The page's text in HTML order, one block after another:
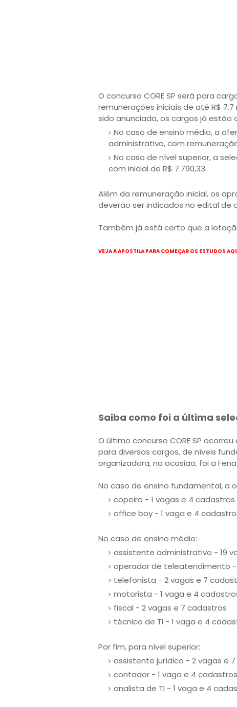
O concurso CORE SP será para
remunerações iniciais de até R$
sido anunciada, os cargos já estão
No caso de ensino médio, a
administrativo, com
No caso de nível superior, a
com inicial de R$ 7.790,33.
Além da remuneração inicial, os
deverão ser indicados no edital de
Também já está certo que a
VEJA A APOSTILA PARA COMEÇAR OS ESTUDOS
Saiba como foi a última
O último concurso CORE SP
para diversos cargos, de níveis
organizadora, na ocasião, foi a
No caso de ensino fundamental, a
copeiro - 1 vagas e 4 cadastros
office boy - 1 vaga e 4
No caso de ensino médio:
assistente administrativo - 19
operador de teleatendimento
telefonista - 2 vagas e 7
motorista - 1 vaga e 4
fiscal - 2 vagas e 7 cadastros
técnico de TI - 1 vaga e 4
Por fim, para nível superior:
assistente jurídico - 2 vagas e
contador - 1 vaga e 4 cadastros
analista de TI - 1 vaga e 4